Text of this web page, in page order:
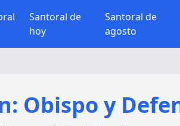
Santoral de
hoy
Santoral de
agosto
Obispo y